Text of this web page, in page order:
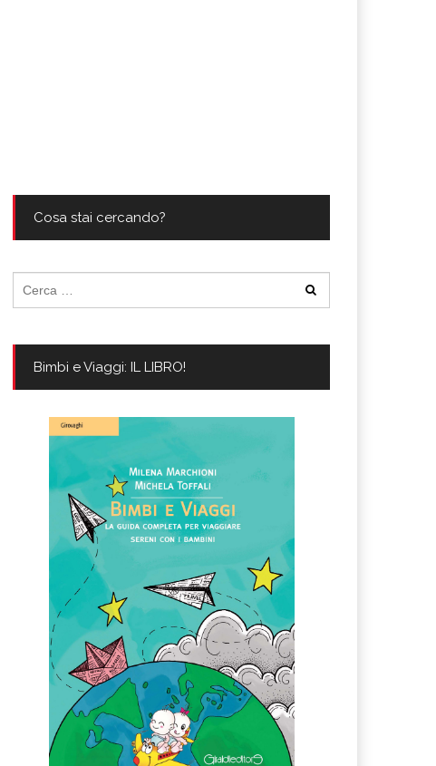
Cosa stai cercando?
per:
Bimbi e Viaggi: IL LIBRO!